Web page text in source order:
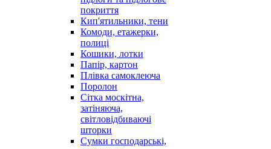
покриття
Кип'ятильники, тени
Комоди, етажерки,
полиці
Кошики, лотки
Папір, картон
Плівка самоклеюча
Поролон
Сітка москітна,
затіняюча,
світловідбиваючі
шторки
Сумки господарські,